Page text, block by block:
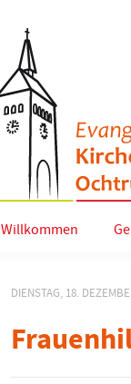
Willkommen
DIENSTAG, 18.